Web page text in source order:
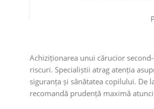
Achiziționarea unui cărucior
riscuri. Specialiștii atrag atenția
siguranța și sănătatea copilului. De
recomandă prudență maximă